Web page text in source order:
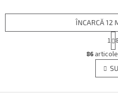
C
o
n
t
ÎNCARCĂ 12
P
a
g
i
n
a
e
1 8
86